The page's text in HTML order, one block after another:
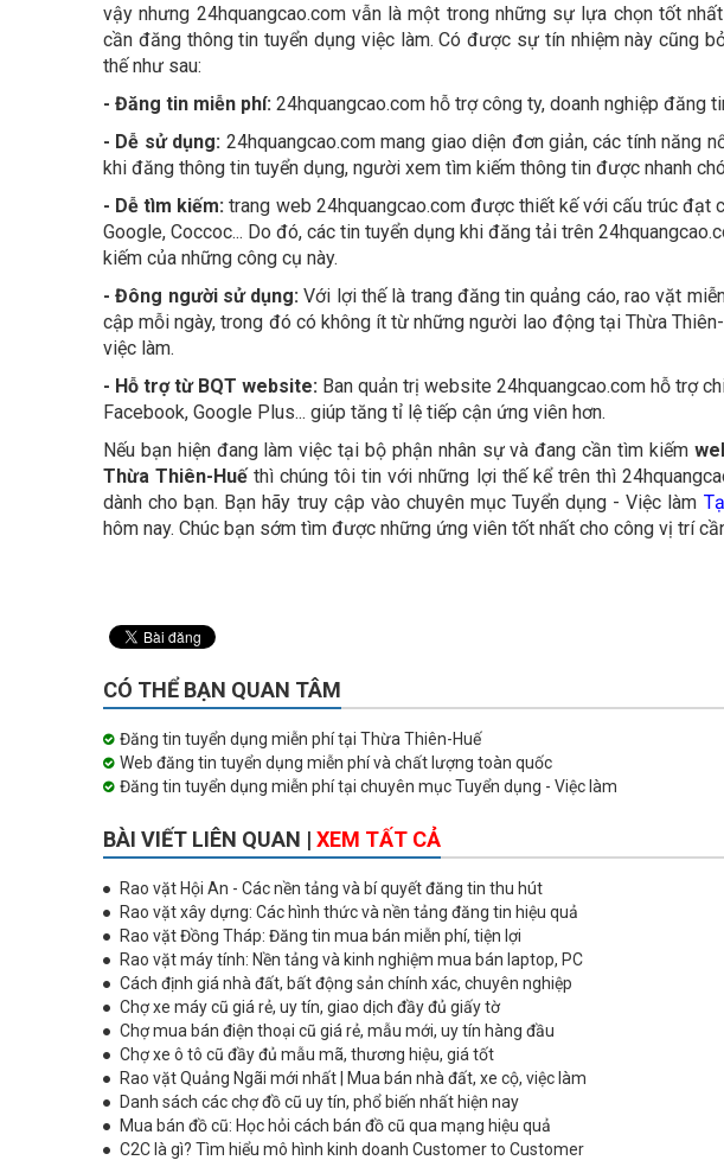
vậy nhưng 24hquangcao.com vẫn là một trong những sự lựa chọn tốt
cần đăng thông tin tuyển dụng việc làm. Có được sự tín nhiệm này cũng
thế như sau:
- Đăng tin miễn phí: 24hquangcao.com hỗ trợ công ty, doanh nghiệp đăng
- Dễ sử dụng: 24hquangcao.com mang giao diện đơn giản, các tính năng
khi đăng thông tin tuyển dụng, người xem tìm kiếm thông tin được nhanh
- Dễ tìm kiếm: trang web 24hquangcao.com được thiết kế với cấu trúc đạt
Google, Coccoc... Do đó, các tin tuyển dụng khi đăng tải trên
kiếm của những công cụ này.
- Đông người sử dụng: Với lợi thế là trang đăng tin quảng cáo, rao vặt
cập mỗi ngày, trong đó có không ít từ những người lao động tại Thừa
việc làm.
- Hỗ trợ từ BQT website: Ban quản trị website 24hquangcao.com hỗ trợ
Facebook, Google Plus... giúp tăng tỉ lệ tiếp cận ứng viên hơn.
Nếu bạn hiện đang làm việc tại bộ phận nhân sự và đang cần tìm kiếm
Thừa Thiên-Huếthì chúng tôi tin với những lợi thế kể trên thì
dành cho bạn. Bạn hãy truy cập vào chuyên mục Tuyển dụng - Việc làm
hôm nay. Chúc bạn sớm tìm được những ứng viên tốt nhất cho công vị trí
CÓ THỂ BẠN QUAN TÂM
Đăng tin tuyển dụng miễn phí tại Thừa Thiên-Huế
Web đăng tin tuyển dụng miễn phí và chất lượng toàn quốc
Đăng tin tuyển dụng miễn phí tại chuyên mục Tuyển dụng - Việc làm
BÀI VIẾT LIÊN QUAN | XEM TẤT CẢ
Rao vặt Hội An - Các nền tảng và bí quyết đăng tin thu hút
Rao vặt xây dựng: Các hình thức và nền tảng đăng tin hiệu quả
Rao vặt Đồng Tháp: Đăng tin mua bán miễn phí, tiện lợi
Rao vặt máy tính: Nền tảng và kinh nghiệm mua bán laptop, PC
Cách định giá nhà đất, bất động sản chính xác, chuyên nghiệp
Chợ xe máy cũ giá rẻ, uy tín, giao dịch đầy đủ giấy tờ
Chợ mua bán điện thoại cũ giá rẻ, mẫu mới, uy tín hàng đầu
Chợ xe ô tô cũ đầy đủ mẫu mã, thương hiệu, giá tốt
Rao vặt Quảng Ngãi mới nhất | Mua bán nhà đất, xe cộ, việc làm
Danh sách các chợ đồ cũ uy tín, phổ biến nhất hiện nay
Mua bán đồ cũ: Học hỏi cách bán đồ cũ qua mạng hiệu quả
C2C là gì? Tìm hiểu mô hình kinh doanh Customer to Customer